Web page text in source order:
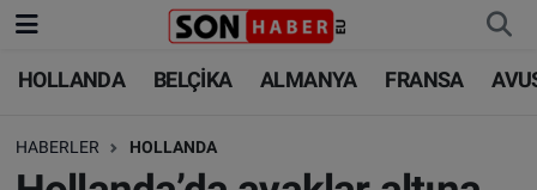
HOLLANDA BELÇİKA ALMANYA FRANSA
HABERLER HOLLANDA
HOLLANDA
BELÇİKA
HOLLANDA
BELÇİKA
Nöbetçi Eczaneler
Hava Durumu